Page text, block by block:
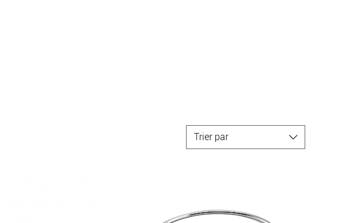
Trier par